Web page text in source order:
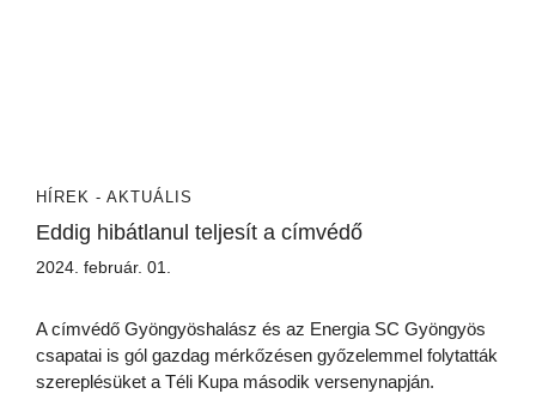
HÍREK - AKTUÁLIS
Eddig hibátlanul teljesít a címvédő
2024. február. 01.
A címvédő Gyöngyöshalász és az Energia SC Gyöngyös
csapatai is gól gazdag mérkőzésen győzelemmel folytatták
szereplésüket a Téli Kupa második versenynapján.